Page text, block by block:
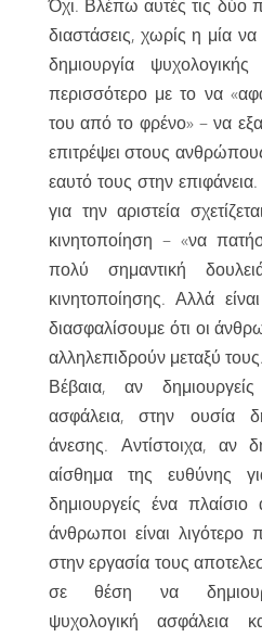
Όχι. Βλέπω αυτές τις δύο
διαστάσεις, χωρίς η μία
δημιουργία ψυχολογικής
περισσότερο με το να
του από το φρένο» – να
επιτρέψει στους
εαυτό τους στην
για την αριστεία
κινητοποίηση – «να
πολύ σημαντική
κινητοποίησης. Αλλά
διασφαλίσουμε ότι οι
αλληλεπιδρούν μεταξύ τους.
Βέβαια, αν
ασφάλεια, στην ουσία
άνεσης. Αντίστοιχα, αν
αίσθημα της ευθύνης
δημιουργείς ένα
άνθρωποι είναι
στην εργασία τους
σε θέση να
ψυχολογική ασφάλεια